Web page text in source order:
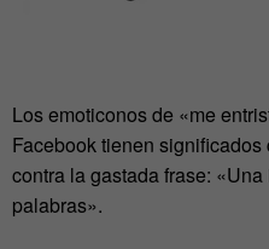
Los emoticonos de «me
Facebook tienen
contra la gastada frase:
palabras».